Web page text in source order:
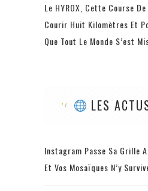
Le HYROX, Cette Course
Courir Huit Kilomètres Et
Que Tout Le Monde S’est
LES
Instagram Passe Sa Grille
Et Vos Mosaïques N’y